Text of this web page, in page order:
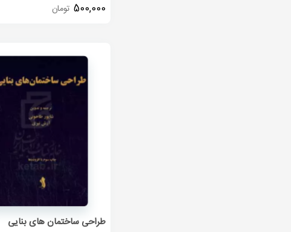
500,000 تومان
طراحی ساختمان های بنایی